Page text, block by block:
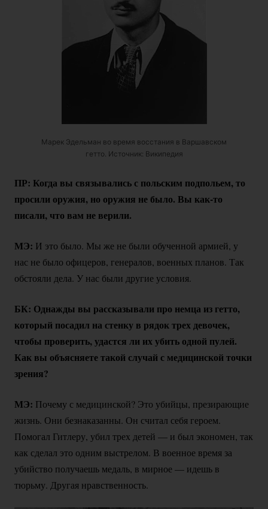
Марек Эдельман во время восстания в Варшавском
гетто. Источник: Википедия
ПР: Когда вы связывались с польским подпольем, то
просили оружия, но оружия не было. Вы как-то
писали, что вам не верили.
МЭ: И это было. Мы же не были обученной армией, у
нас не было офицеров, генералов, военных планов. Так
обстояли дела. У нас были другие условия.
БК: Однажды вы рассказывали про немца из гетто,
который посадил на стенку в рядок трех девочек,
чтобы проверить, удастся ли их убить одной пулей.
Как вы объясняете такой случай с медицинской точки
зрения?
МЭ: Почему с медицинской? Это убийцы, презирающие
жизнь. Они безнаказанны. Он считал себя героем.
Помогал Гитлеру, убил трех детей — и был экономен, так
как сделал это одним выстрелом. В военное время за
убийство получаешь медаль, в мирное — идешь в
тюрьму. Другая нравственность.